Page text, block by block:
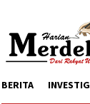
BERITA